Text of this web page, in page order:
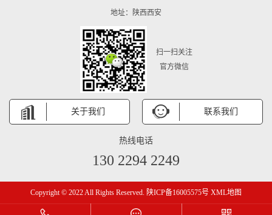
地址：陕西西安
扫一扫关注
官方微信
关于我们 联系我们
热线电话
130 2294 2249
Copyright © 2022 All Rights Reserved. 陕ICP备16005575号 XML地图